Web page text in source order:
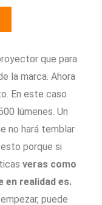
que para
la marca. Ahora
En este caso
lúmenes. Un
no hará temblar
porque si
veras como
en realidad es.
puede